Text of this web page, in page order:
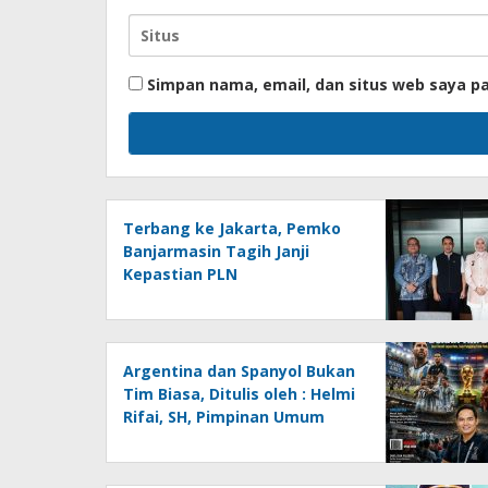
Simpan nama, email, dan situs web saya
Terbang ke Jakarta, Pemko
Banjarmasin Tagih Janji
Kepastian PLN
Argentina dan Spanyol Bukan
Tim Biasa, Ditulis oleh : Helmi
Rifai, SH, Pimpinan Umum
Kalseltenginfo.com